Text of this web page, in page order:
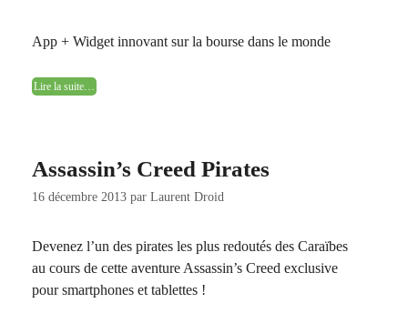
App + Widget innovant sur la bourse dans le monde
Lire la suite…
Assassin’s Creed Pirates
16 décembre 2013 par Laurent Droid
Devenez l’un des pirates les plus redoutés des Caraïbes
au cours de cette aventure Assassin’s Creed exclusive
pour smartphones et tablettes !